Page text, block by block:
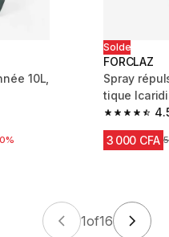
10L,
18439 reviews
Solde
FORCLAZ
Spray
tique
4.5 out of
3 000 CFA
1of16